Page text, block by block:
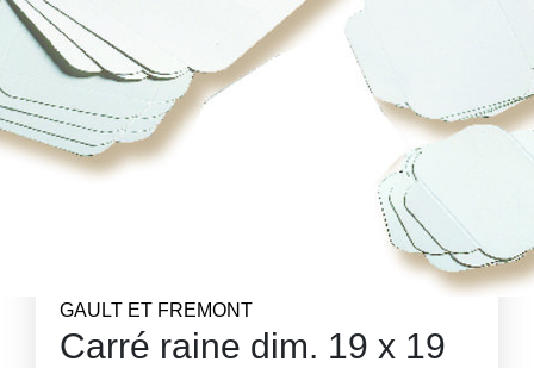
GAULT ET FREMONT
Carré raine dim. 19 x 19